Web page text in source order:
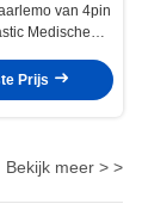
van 4pin
Medische
Vrouwelijke
Prijs
Bekijk meer > >